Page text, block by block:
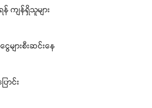
ကျန်ရှိသူများ
ျားစီးဆင်းနေ
ာင်း